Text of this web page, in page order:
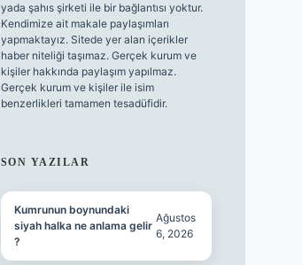
yada şahıs şirketi ile bir bağlantısı yoktur.
Kendimize ait makale paylaşımları
yapmaktayız. Sitede yer alan içerikler
haber niteliği taşımaz. Gerçek kurum ve
kişiler hakkında paylaşım yapılmaz.
Gerçek kurum ve kişiler ile isim
benzerlikleri tamamen tesadüfidir.
SON YAZILAR
Kumrunun boynundaki
siyah halka ne anlama gelir
?
Ağustos
6, 2026